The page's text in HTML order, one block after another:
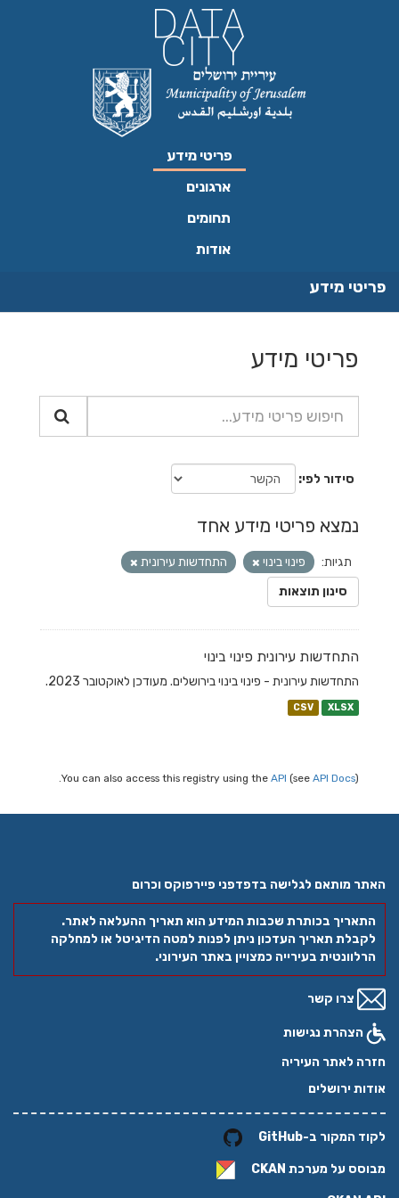
פריטי מידע
ארגונים
תחומים
אודות
פריטי מידע
פריטי מידע
סידור לפי
נמצא פריטי מידע אחד
תגיות: פינוי בינוי
התחדשות עירונית
סינון תוצאות
התחדשות עירונית פינוי בינוי
התחדשות עירונית - פינוי בינוי בירושלים. מעודכן לאוקטובר 2023.
CSV XLSX
You can also access this registry using the API (see API Docs).
האתר מותאם לגלישה בדפדפני פיירפוקס וכרום
התאריך בכותרת שכבות המידע הוא תאריך ההעלאה לאתר.
לקבלת תאריך העדכון ניתן לפנות למטה הדיגיטל או למחלקה
הרלוונטית בעירייה כמצויין באתר העירוני.
צרו קשר
הצהרת נגישות
חזרה לאתר העיריה
אודות ירושלים
לקוד המקור ב-GitHub
מבוסס על מערכת CKAN